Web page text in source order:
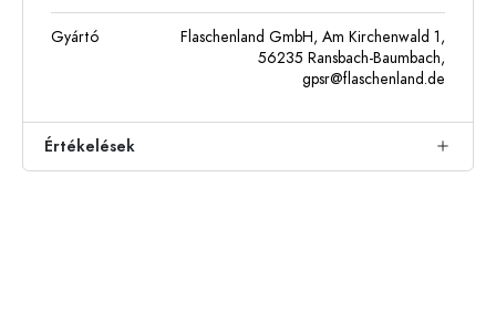
Gyártó
Flaschenland GmbH, Am Kirchenwald 1,
56235 Ransbach-Baumbach,
gpsr@flaschenland.de
Értékelések